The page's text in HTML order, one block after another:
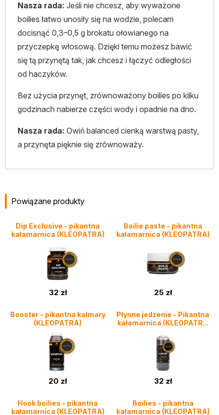
Nasza rada: Jeśli nie chcesz, aby wyważone
boilies łatwo unosiły się na wodzie, polecam
docisnąć 0,3–0,5 g brokatu ołowianego na
przyczepkę włosową. Dzięki temu możesz bawić
się tą przynętą tak, jak chcesz i łączyć odległości
od haczyków.
Bez użycia przynęt, zrównoważony boilies po kilku
godzinach nabierze części wody i opadnie na dno.
Nasza rada: Owiń balanced cienką warstwą pasty,
a przynęta pięknie się zrównoważy.
Powiązane produkty
Dip Exclusive - pikantna
kałamarnica (KLEOPATRA)
32 zł
Boilie paste - pikantna
kałamarnica (KLEOPATRA)
25 zł
Booster - pikantna kalmary
(KLEOPATRA)
20 zł
Płynne jedzenie - Pikantna
kałamarnica (KLEOPATR...
32 zł
Hook boilies - pikantna
kałamarnica (KLEOPATRA)
Boilies - pikantna
kałamarnica (KLEOPATRA)